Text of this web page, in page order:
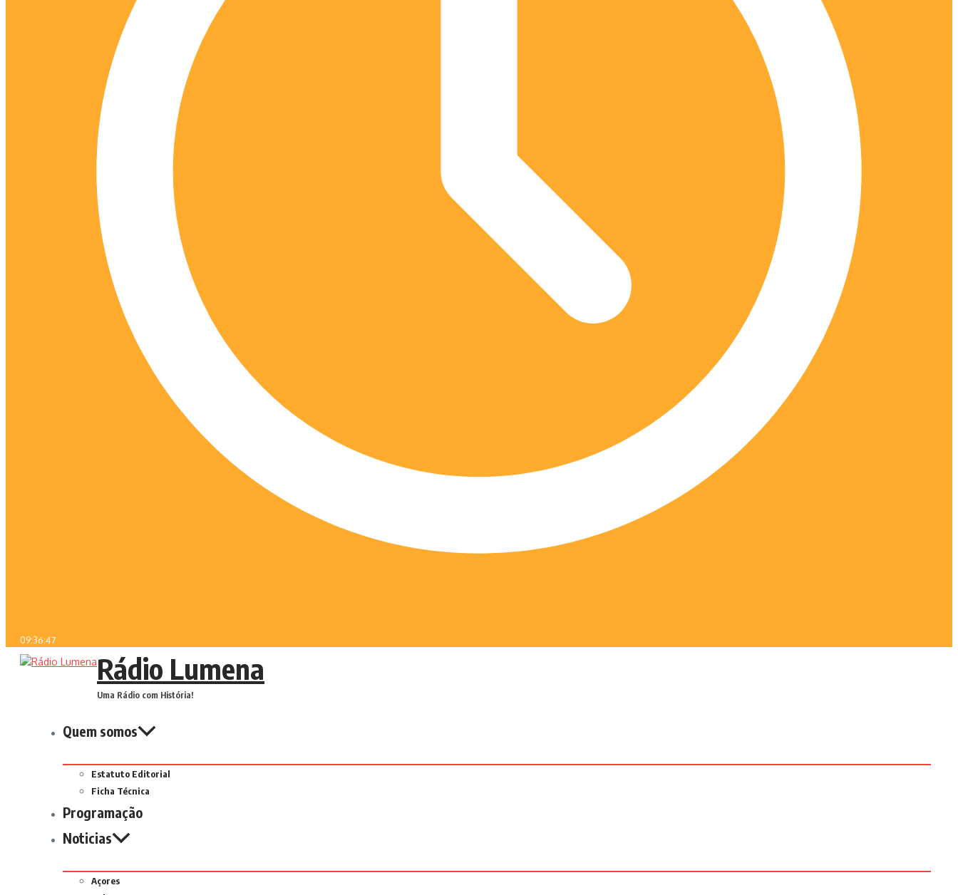
09:36:47
Rádio Lumena
Uma Rádio com História!
Quem somos
Estatuto Editorial
Ficha Técnica
Programação
Noticias
Açores